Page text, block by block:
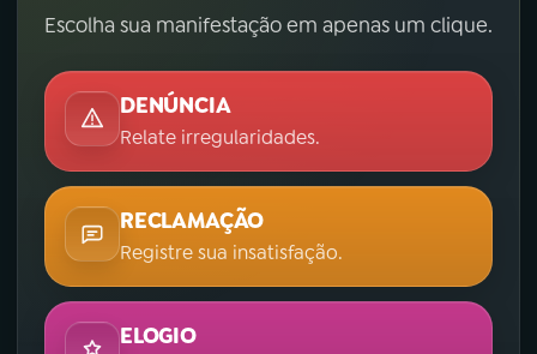
Escolha sua manifestação em apenas um clique.
DENÚNCIA
Relate irregularidades.
RECLAMAÇÃO
Registre sua insatisfação.
ELOGIO